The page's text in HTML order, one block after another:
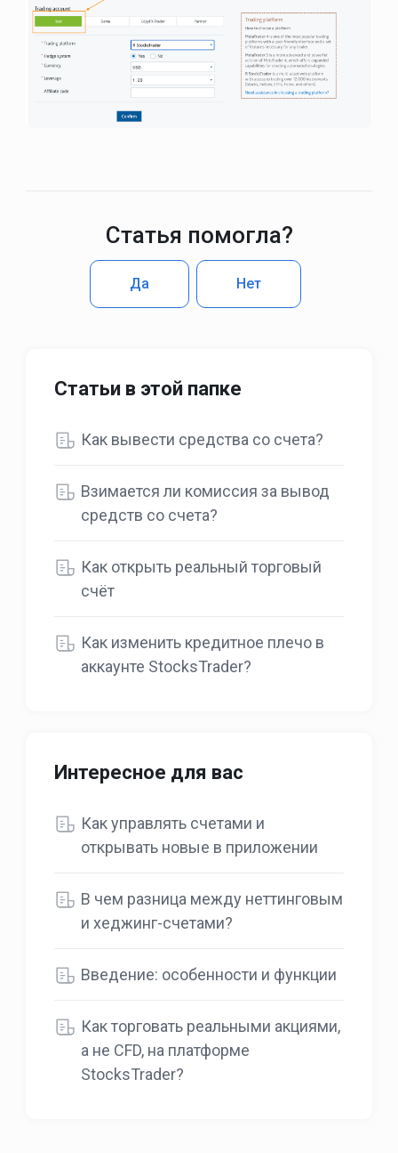
Статья помогла?
Нет
Да
Статьи в этой папке
Как вывести средства со счета?
Взимается ли комиссия за вывод
средств со счета?
Как открыть реальный торговый
счёт
Как изменить кредитное плечо в
аккаунте StocksTrader?
Интересное для вас
Как управлять счетами и
открывать новые в приложении
В чем разница между неттинговым
и хеджинг-счетами?
Введение: особенности и функции
Как торговать реальными акциями,
а не CFD, на платформе
StocksTrader?